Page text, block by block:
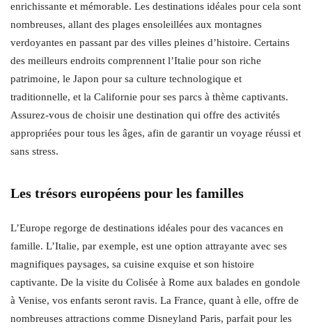
enrichissante et mémorable. Les destinations idéales pour cela sont
nombreuses, allant des plages ensoleillées aux montagnes
verdoyantes en passant par des villes pleines d’histoire. Certains
des meilleurs endroits comprennent l’Italie pour son riche
patrimoine, le Japon pour sa culture technologique et
traditionnelle, et la Californie pour ses parcs à thème captivants.
Assurez-vous de choisir une destination qui offre des activités
appropriées pour tous les âges, afin de garantir un voyage réussi et
sans stress.
Les trésors européens pour les familles
L’Europe regorge de destinations idéales pour des vacances en
famille. L’Italie, par exemple, est une option attrayante avec ses
magnifiques paysages, sa cuisine exquise et son histoire
captivante. De la visite du Colisée à Rome aux balades en gondole
à Venise, vos enfants seront ravis. La France, quant à elle, offre de
nombreuses attractions comme Disneyland Paris, parfait pour les